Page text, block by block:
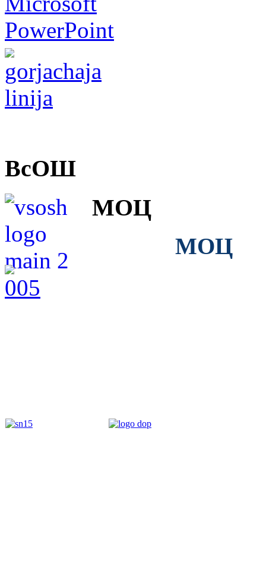
ВсОШ
МОЦ
МОЦ